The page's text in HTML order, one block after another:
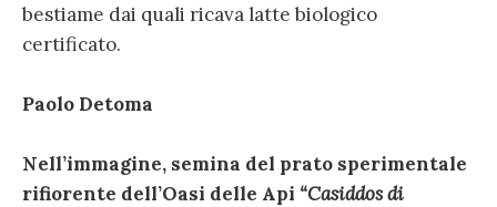
bestiame dai quali ricava latte biologico
certificato.
Paolo Detoma
Nell’immagine, semina del prato sperimentale
rifiorente dell’Oasi delle Api “Casiddos di